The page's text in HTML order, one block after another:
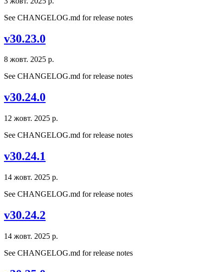
See CHANGELOG.md for release notes
v30.23.0
8 жовт. 2025 р.
See CHANGELOG.md for release notes
v30.24.0
12 жовт. 2025 р.
See CHANGELOG.md for release notes
v30.24.1
14 жовт. 2025 р.
See CHANGELOG.md for release notes
v30.24.2
14 жовт. 2025 р.
See CHANGELOG.md for release notes